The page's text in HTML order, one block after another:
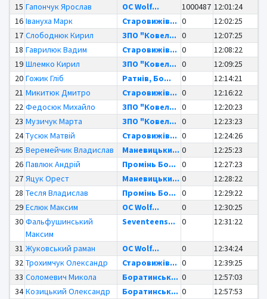
15 Гапончук Ярослав OC Wolf... 1000487 12:01:24
16 Івануха Марк Старовижів... 0
12:02:25
17 Слободнюк Кирил ЗПО "Ковел... 0
12:07:25
18 Гаврилюк Вадим Старовижів... 0
12:08:22
19 Шлемко Кирил ЗПО "Ковел... 0
12:09:25
20 Гожик Гліб Ратнів, Бо... 0
12:14:21
21 Микитюк Дмитро Старовижів... 0
12:16:22
22 Федосюк Михайло ЗПО "Ковел... 0
12:20:23
23 Музичук Марта ЗПО "Ковел... 0
12:23:23
24 Тусюк Матвій Старовижів... 0
12:24:26
25 Веремейчик Владислав Маневицьки... 0
12:25:23
26 Павлюк Андрій Промінь Бо... 0
12:27:23
27 Яцук Орест Маневицьки... 0
12:28:22
28 Тесля Владислав Промінь Бо... 0
12:29:22
29 Еслюк Максим OC Wolf... 0
12:30:25
30 Фальфушинський
Максим
Seventeens... 0 12:31:22
31 Жуковський раман OC Wolf... 0
12:34:24
32 Трохимчук Олександр Старовижів... 0
12:39:25
33 Соломевич Микола Боратинськ... 0
12:57:03
34 Козицький Олександр Боратинськ... 0
12:57:53